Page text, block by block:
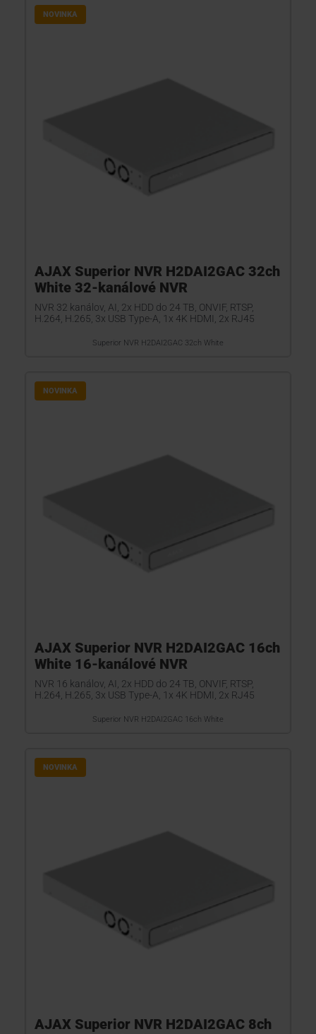
NOVINKA
AJAX Superior NVR H2DAI2GAC 32ch
White 32-kanálové NVR
NVR 32 kanálov, AI, 2x HDD do 24 TB, ONVIF, RTSP,
H.264, H.265, 3x USB Type-A, 1x 4K HDMI, 2x RJ45
Superior NVR H2DAI2GAC 32ch White
NOVINKA
AJAX Superior NVR H2DAI2GAC 16ch
White 16-kanálové NVR
NVR 16 kanálov, AI, 2x HDD do 24 TB, ONVIF, RTSP,
H.264, H.265, 3x USB Type-A, 1x 4K HDMI, 2x RJ45
Superior NVR H2DAI2GAC 16ch White
NOVINKA
AJAX Superior NVR H2DAI2GAC 8ch